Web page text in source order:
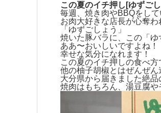
この夏のイチ押し[ゆずご
毎週、焼き肉やBBQをし
お肉大好きな店長が心奪
「ゆずごしょう」
焼いた豚バラに、この「ゆ
ああ〜おいしいですよね！
幸せな気分になれます！
この夏のイチ押しの食べ方
他の柚子胡椒とはぜんぜん
大分県から届きました絶品
焼肉はもちろん、湯豆腐や